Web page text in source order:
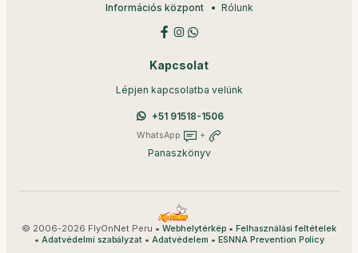
Információs központ Rólunk
Kapcsolat
Lépjen kapcsolatba velünk
+51 91518-1506
WhatsApp +
Panaszkönyv
© 2006-2026 FlyOnNet Peru • Webhelytérkép • Felhasználási feltételek
• Adatvédelmi szabályzat• Adatvédelem • ESNNA Prevention Policy